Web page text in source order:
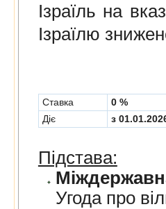
Ізраїль на
Ізраїлю
Cтавка
0 %
Діє
з
Підстава:
Угода про